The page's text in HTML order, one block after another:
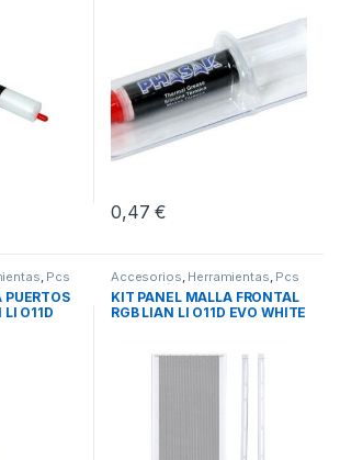
0,47€
, Pcs
PUERTOS
LI O11D
Accesorios, Herramientas, Pcs
Integración
KIT PANEL MALLA FRONTAL
RGB LIAN LI O11D EVO WHITE